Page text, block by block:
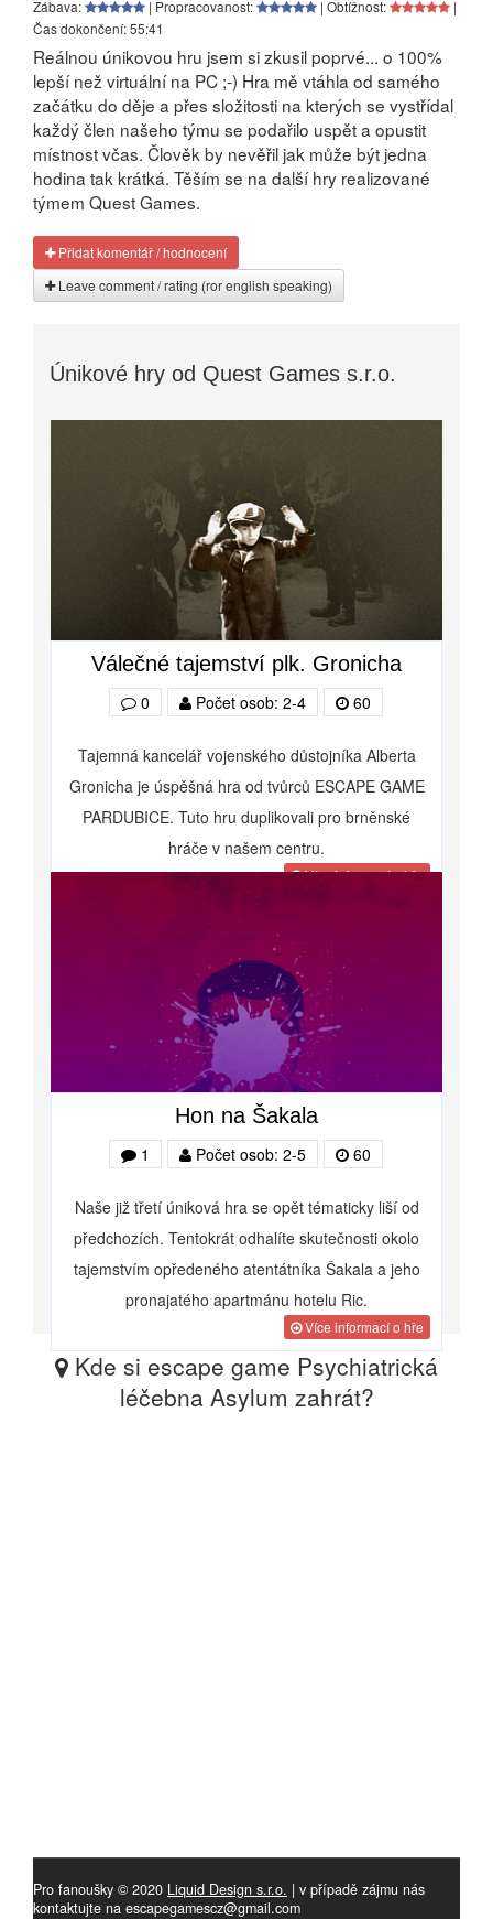
Zábava: | Propracovanost: | Obtížnost:
|
Čas dokončení: 55:41
Reálnou únikovou hru jsem si zkusil poprvé... o 100%
lepší než virtuální na PC ;-) Hra mě vtáhla od samého
začátku do děje a přes složitosti na kterých se vystřídal
každý člen našeho týmu se podařilo uspět a opustit
místnost včas. Člověk by nevěřil jak může být jedna
hodina tak krátká. Těším se na další hry realizované
týmem Quest Games.
Přidat komentář / hodnocení
Leave comment / rating (ror english speaking)
Únikové hry od Quest Games s.r.o.
Válečné tajemství plk. Gronicha
0 Počet osob: 2-4 60
Tajemná kancelář vojenského důstojníka Alberta
Gronicha je úspěšná hra od tvůrců ESCAPE GAME
PARDUBICE. Tuto hru duplikovali pro brněnské
hráče v našem centru.
Více informací o hře
Hon na Šakala
1 Počet osob: 2-5 60
Naše již třetí úniková hra se opět tématicky liší od
předchozích. Tentokrát odhalíte skutečnosti okolo
tajemstvím opředeného atentátníka Šakala a jeho
pronajatého apartmánu hotelu Ric.
Více informací o hře
Kde si escape game Psychiatrická
léčebna Asylum zahrát?
Pro fanoušky © 2020 Liquid Design s.r.o. | v případě zájmu nás
kontaktujte na escapegamescz@gmail.com